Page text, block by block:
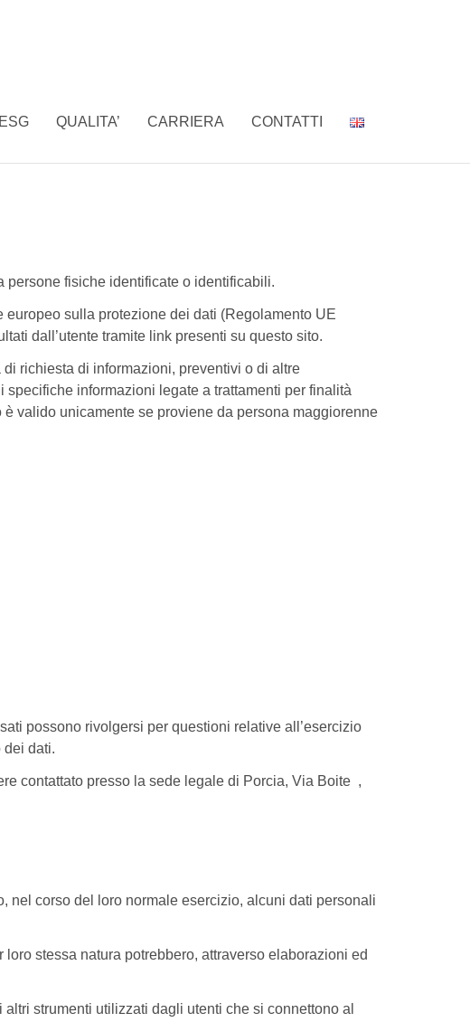
ESG QUALITA’ CARRIERA CONTATTI
persone fisiche identificate o identificabili.
europeo sulla protezione dei dati (Regolamento UE
dall’utente tramite link presenti su questo sito.
richiesta di informazioni, preventivi o di altre
informazioni legate a trattamenti per finalità
valido unicamente se proviene da persona maggiorenne
possono rivolgersi per questioni relative all’esercizio
dei dati.
contattato presso la sede legale di Porcia, Via Boite ,
nel corso del loro normale esercizio, alcuni dati personali
stessa natura potrebbero, attraverso elaborazioni ed
strumenti utilizzati dagli utenti che si connettono al